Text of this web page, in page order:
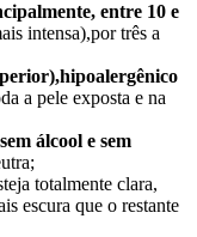
entre 10 e
intensa),por três a
a pele exposta e na
álcool e sem
totalmente clara,
escura que o restante